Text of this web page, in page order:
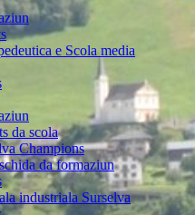
e Scola media
da scola
Champions
da formaziun
industriala Surselva